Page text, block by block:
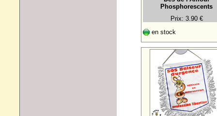
Phosphorescents
Prix: 3.90 €
en stock